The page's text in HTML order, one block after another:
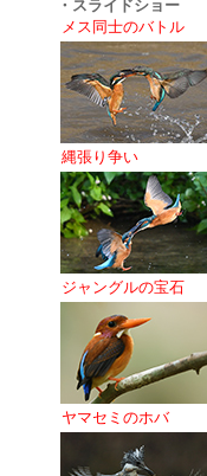
・スライドショー
メス同士のバトル
縄張り争い
ジャングルの宝石
ヤマセミのホバ